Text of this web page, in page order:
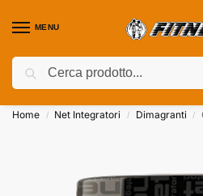
MENU
Coupon attivi ⚡
Home / Net Integratori / Dimagranti /